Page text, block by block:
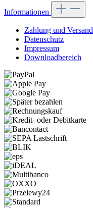
Informationen
Zahlung und Versand
Datenschutz
Impressum
Downloadbereich